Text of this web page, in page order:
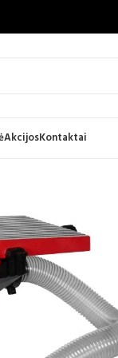
AkcijosKontaktai
Pavyzdžiui,